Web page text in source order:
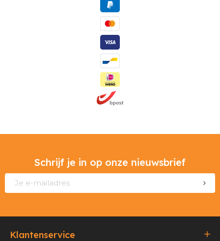
Schrijf je in op onze nieuwsbrief
Klantenservice